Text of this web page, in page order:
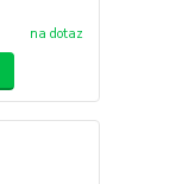
na dotaz